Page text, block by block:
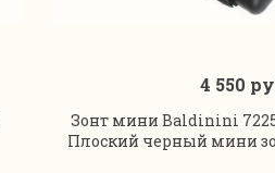
В
4 550
Зонт мини Baldinini
Плоский черный мини